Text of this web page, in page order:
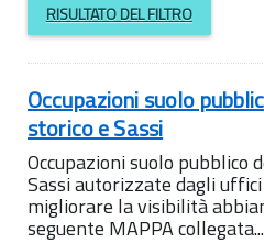
RISULTATO DEL FILTRO
Occupazioni suolo
storico e Sassi
Occupazioni suolo pubblico
Sassi autorizzate dagli
migliorare la visibilità
seguente MAPPA collegata...